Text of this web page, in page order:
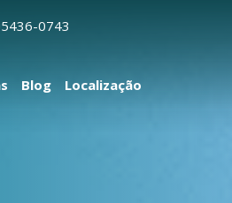
0743
Blog Localização